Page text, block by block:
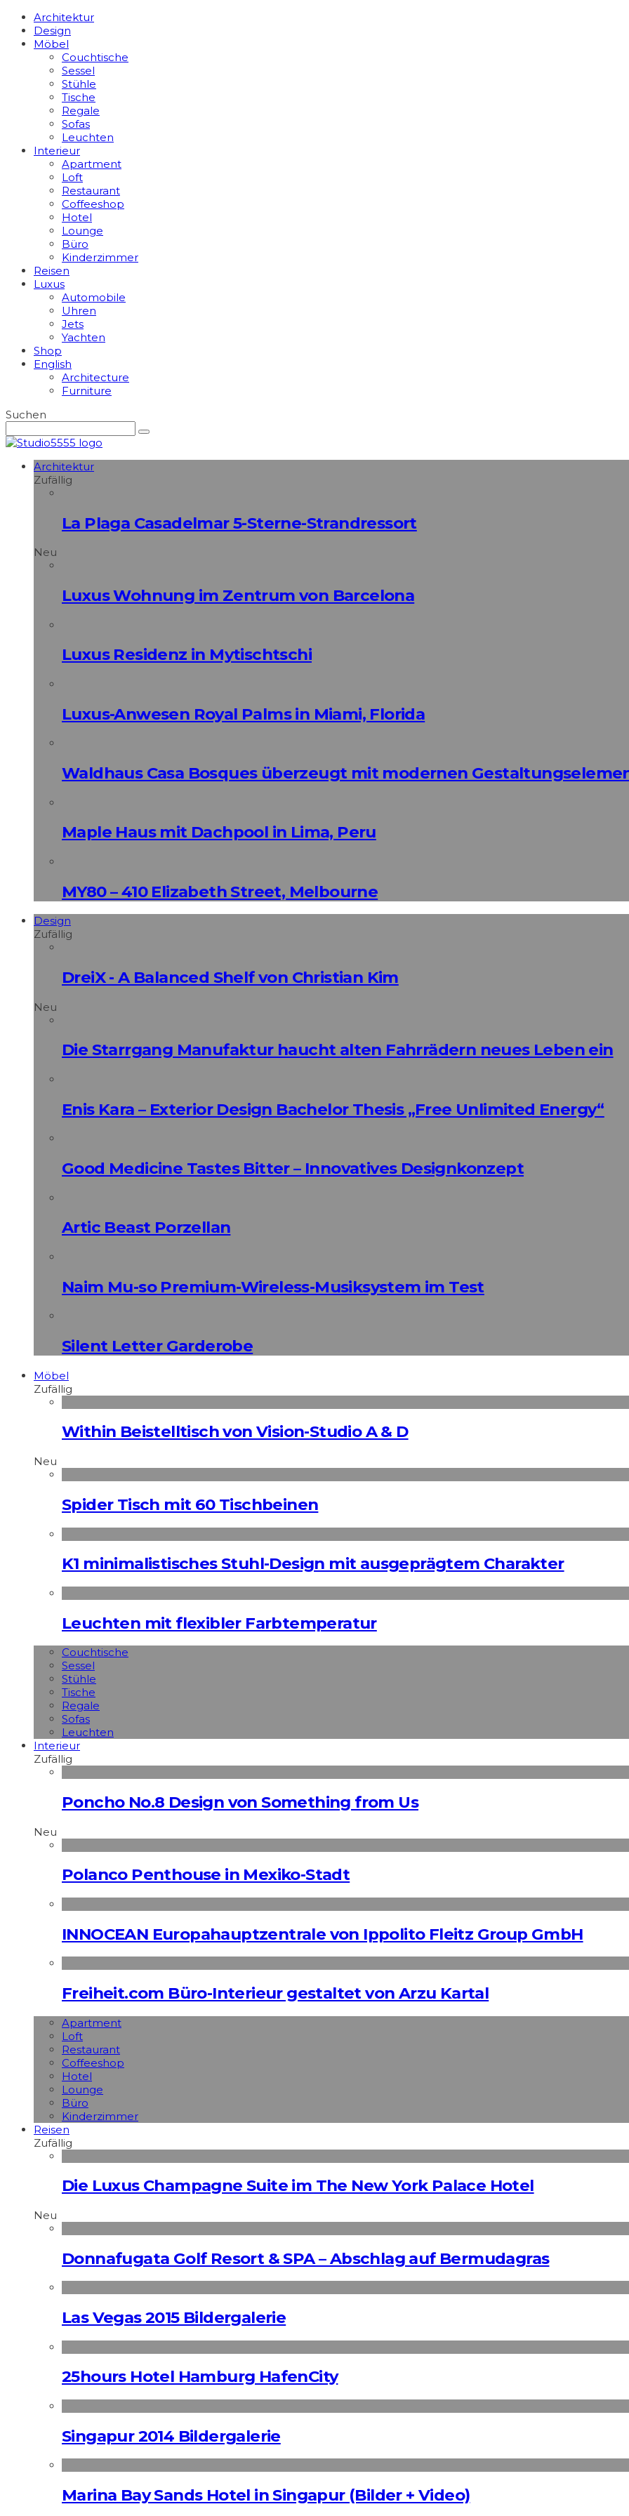
Architektur
Design
Möbel
Couchtische
Sessel
Stühle
Tische
Regale
Sofas
Leuchten
Interieur
Apart­ment
Loft
Restaurant
Coffeeshop
Hotel
Lounge
Büro
Kinderzimmer
Reisen
Luxus
Automobile
Uhren
Jets
Yachten
Shop
English
Architecture
Furniture
Suchen
Architektur
Zufällig
La Plaga Casadelmar 5-Sterne-Strandressort
Neu
Luxus Wohnung im Zentrum von Barcelona
Luxus Residenz in Mytischtschi
Luxus-Anwesen Royal Palms in Miami, Florida
Waldhaus Casa Bosques überzeugt mit modernen
Maple Haus mit Dachpool in Lima, Peru
MY80 – 410 Elizabeth Street, Melbourne
Design
Zufällig
DreiX - A Balanced Shelf von Christian Kim
Neu
Die Starrgang Manufaktur haucht alten Fahrrädern neues Leben ein
Enis Kara – Exterior Design Bachelor Thesis „Free Unlimited Energy“
Good Medicine Tastes Bitter – Innovatives Designkonzept
Artic Beast Porzellan
Naim Mu-so Premium-Wireless-Musiksystem im Test
Silent Letter Garderobe
Möbel
Zufällig
Within Beistelltisch von Vision-Studio A & D
Neu
Spider Tisch mit 60 Tischbeinen
K1 minimalistisches Stuhl-Design mit ausgeprägtem Charakter
Leuchten mit flexibler Farbtemperatur
Couchtische
Sessel
Stühle
Tische
Regale
Sofas
Leuchten
Interieur
Zufällig
Poncho No.8 Design von Something from Us
Neu
Polanco Penthouse in Mexiko-Stadt
INNOCEAN Europahauptzentrale von Ippolito Fleitz Group GmbH
Freiheit.com Büro-Interieur gestaltet von Arzu Kartal
Apart­ment
Loft
Restaurant
Coffeeshop
Hotel
Lounge
Büro
Kinderzimmer
Reisen
Zufällig
Die Luxus Champagne Suite im The New York Palace Hotel
Neu
Donnafugata Golf Resort & SPA – Abschlag auf Bermudagras
Las Vegas 2015 Bildergalerie
25hours Hotel Hamburg HafenCity
Singapur 2014 Bildergalerie
Marina Bay Sands Hotel in Singapur (Bilder + Video)